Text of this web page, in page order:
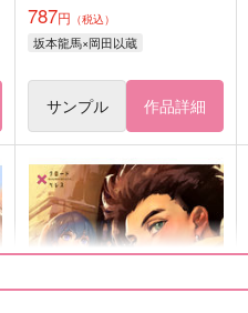
787円 （税込）
坂本龍馬×岡田以蔵
サンプル 作品詳細